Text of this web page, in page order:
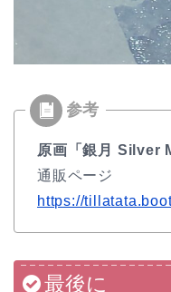
原画「銀月 Silver
通販ページ
https://
最後に